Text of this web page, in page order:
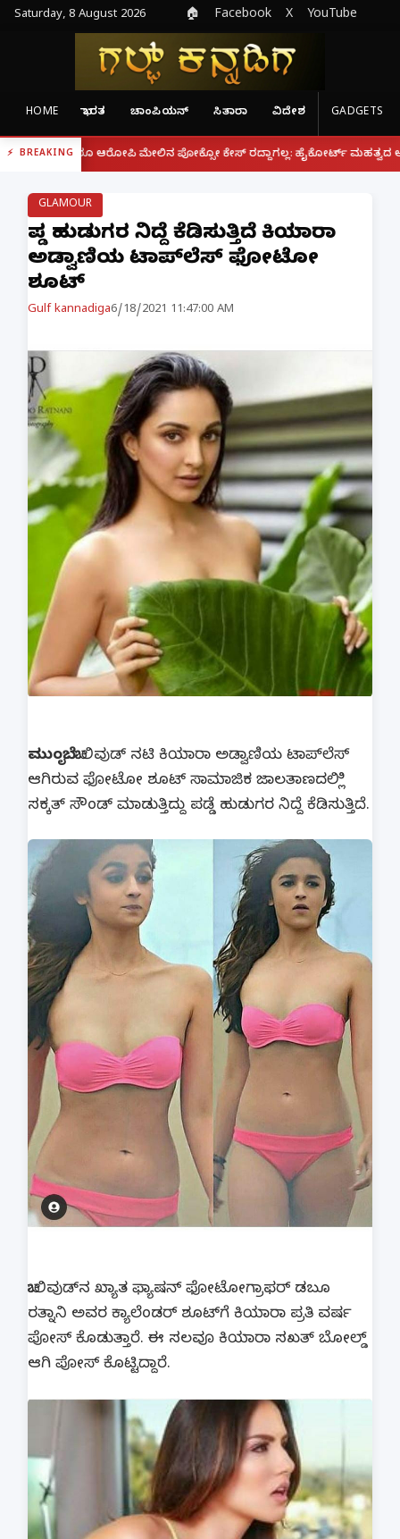
Saturday, 8 August 2026 🏠 Facebook X YouTube
HOME ಭಾರತ ಚಾಂಪಿಯನ್ ಸಿತಾರಾ ವಿದೇಶ GADGETS
BREAKING
ಮೇಲಿನ ಪೋಕ್ಸೋ ಕೇಸ್ ರದ್ದಾಗಲ್ಲ: ಹೈಕೋರ್ಟ್ ಮಹತ್ವದ ಆದೇಶ | ಫೋನ್
GLAMOUR
ಪಡ್ಡೆ ಹುಡುಗರ ನಿದ್ದೆ ಕೆಡಿಸುತ್ತಿದೆ ಕಿಯಾರಾ
ಅಡ್ವಾಣಿಯ ಟಾಪ್‍ಲೆಸ್ ಫೋಟೋ
ಶೂಟ್
Gulf kannadiga6/18/2021 11:47:00 AM
ಮುಂಬೈ:ಬಾಲಿವುಡ್ ನಟಿ ಕಿಯಾರಾ ಅಡ್ವಾಣಿಯ ಟಾಪ್‍ಲೆಸ್
ಆಗಿರುವ ಫೋಟೋ ಶೂಟ್ ಸಾಮಾಜಿಕ ಜಾಲತಾಣದಲ್ಲಿಿ
ಸಕ್ಕತ್ ಸೌಂಡ್ ಮಾಡುತ್ತಿದ್ದು ಪಡ್ಡೆ ಹುಡುಗರ ನಿದ್ದೆ ಕೆಡಿಸುತ್ತಿದೆ.
ಬಾಲಿವುಡ್‍ನ ಖ್ಯಾತ ಫ್ಯಾಷನ್ ಫೋಟೋಗ್ರಾಫರ್ ಡಬೂ
ರತ್ನಾನಿ ಅವರ ಕ್ಯಾಲೆಂಡರ್ ಶೂಟ್‍ಗೆ ಕಿಯಾರಾ ಪ್ರತಿ ವರ್ಷ
ಪೋಸ್ ಕೊಡುತ್ತಾರೆ. ಈ ಸಲವೂ ಕಿಯಾರಾ ಸಖತ್ ಬೋಲ್ಡ್
ಆಗಿ ಪೋಸ್ ಕೊಟ್ಟಿದ್ದಾರೆ.